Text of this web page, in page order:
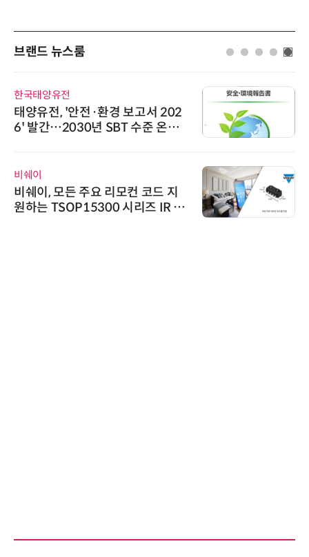
브랜드 뉴스룸
한국태양유전
태양유전, '안전·환경 보고서 202
6' 발간…2030년 SBT 수준 온실
비쉐이
비쉐이, 모든 주요 리모컨 코드 지
원하는 TSOP15300 시리즈 IR 수